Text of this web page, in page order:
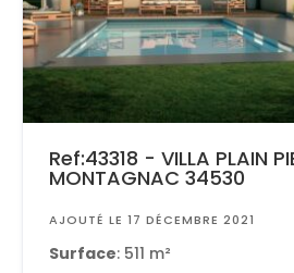
Ref:43318 - VILLA PLAIN
MONTAGNAC 34530
AJOUTÉ LE 17 DÉCEMBRE 2021
Surface: 511 m²